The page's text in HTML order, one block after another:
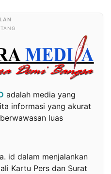
adalah media yang
informasi yang akurat
luas
id dalam menjalankan
Kartu Pers dan Surat